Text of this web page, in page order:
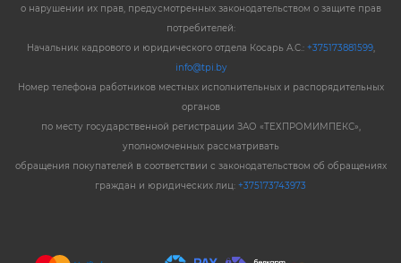
о нарушении их прав, предусмотренных законодательством о защите прав
потребителей:
Начальник кадрового и юридического отдела Косарь А.С.: +375173881599,
info@tpi.by
Номер телефона работников местных исполнительных и распорядительных
органов
по месту государственной регистрации ЗАО «ТЕХПРОМИМПЕКС»,
уполномоченных рассматривать
обращения покупателей в соответствии с законодательством об обращениях
граждан и юридических лиц: +375173743973